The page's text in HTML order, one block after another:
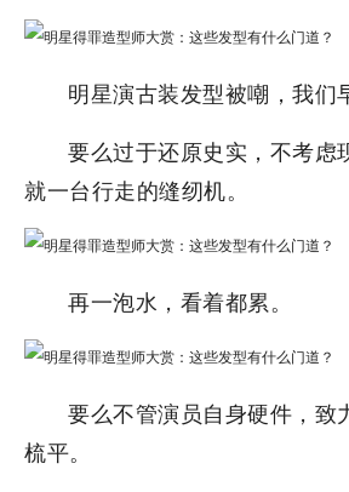
明星演古装发型被嘲，我们
要么过于还原史实，不考虑
就一台行走的缝纫机。
再一泡水，看着都累。
要么不管演员自身硬件，致
梳平。